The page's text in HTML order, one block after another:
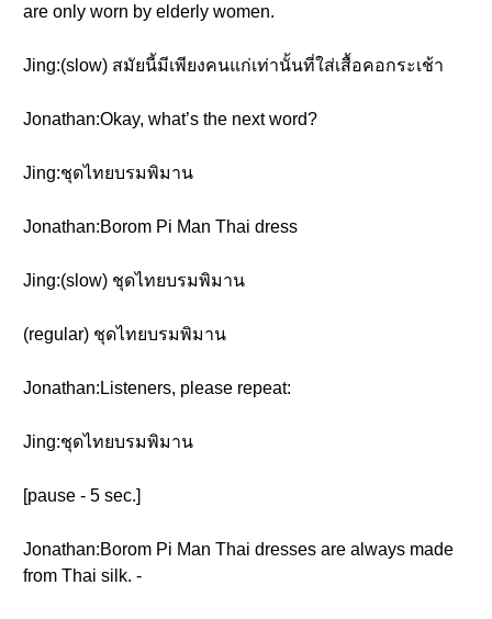
are only worn by elderly women.
Jing:(slow) สมัยนี้มีเพียงคนแก่เท่านั้นที่ใส่เสื้อคอกระเช้า
Jonathan:Okay, what’s the next word?
Jing:ชุดไทยบรมพิมาน
Jonathan:Borom Pi Man Thai dress
Jing:(slow) ชุดไทยบรมพิมาน
(regular) ชุดไทยบรมพิมาน
Jonathan:Listeners, please repeat:
Jing:ชุดไทยบรมพิมาน
[pause - 5 sec.]
Jonathan:Borom Pi Man Thai dresses are always made
from Thai silk. -